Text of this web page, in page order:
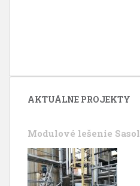
AKTUÁLNE PROJEKTY
Modulové lešenie Sasol